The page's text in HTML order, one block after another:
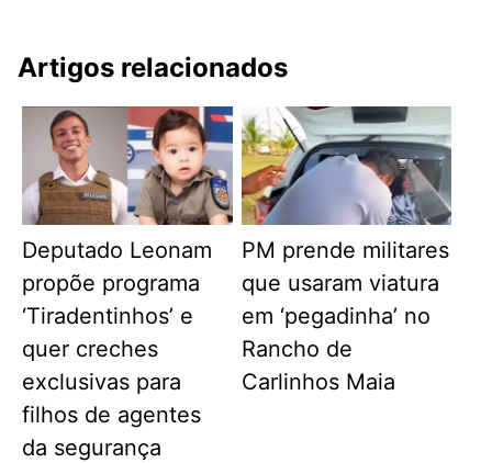
Artigos relacionados
Deputado Leonam
propõe programa
‘Tiradentinhos’ e
quer creches
exclusivas para
filhos de agentes
da segurança
PM prende militares
que usaram viatura
em ‘pegadinha’ no
Rancho de
Carlinhos Maia